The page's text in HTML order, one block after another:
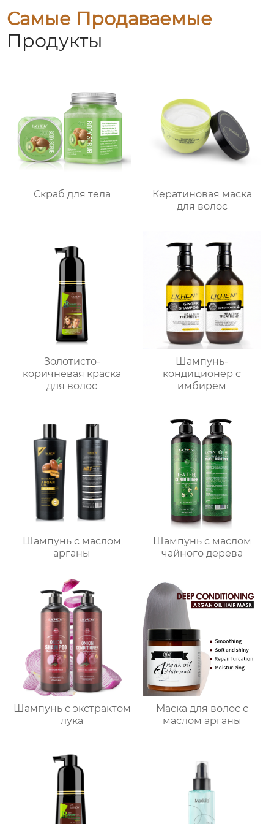
Самые Продаваемые
Продукты
Скраб для тела
Кератиновая маска
для волос
Золотисто-
коричневая краска
для волос
Шампунь-
кондиционер с
имбирем
Шампунь с маслом
арганы
Шампунь с маслом
чайного дерева
Шампунь с экстрактом
лука
Маска для волос с
маслом арганы